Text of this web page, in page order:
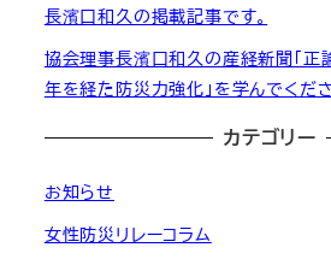
長濱口和久の掲載記事です。
協会理事長濱口和久の産経新聞「正
年を経た防災力強化」を学んでくださ
カテゴリー
お知らせ
女性防災リレーコラム